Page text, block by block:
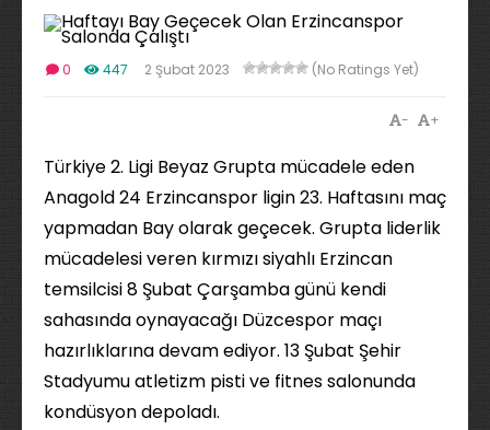
0 447 2 Şubat 2023 (No Ratings Yet)
+
-
Türkiye 2. Ligi Beyaz Grupta mücadele eden
Anagold 24 Erzincanspor ligin 23. Haftasını maç
yapmadan Bay olarak geçecek. Grupta liderlik
mücadelesi veren kırmızı siyahlı Erzincan
temsilcisi 8 Şubat Çarşamba günü kendi
sahasında oynayacağı Düzcespor maçı
hazırlıklarına devam ediyor. 13 Şubat Şehir
Stadyumu atletizm pisti ve fitnes salonunda
kondüsyon depoladı.